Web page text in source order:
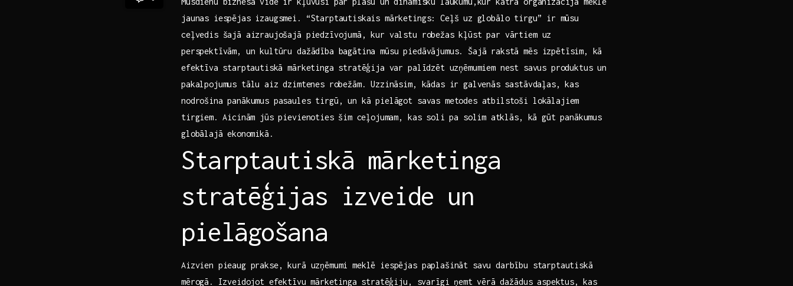
jaunas iespējas izaugsmei. “Starptautiskais mārketings: Ceļš ⁢uz globālo⁣ tirgu” ir mūsu
ceļvedis šajā aizraujošajā piedzīvojumā, kur valstu robežas kļūst par vārtiem uz⁤
perspektīvām, un kultūru dažādība bagātina mūsu piedāvājumus. Šajā rakstā mēs izpētīsim,⁣ kā
efektīva⁤ starptautiskā mārketinga stratēģija​ var palīdzēt uzņēmumiem ‍nest⁣ savus produktus un
pakalpojumus tālu ⁣aiz dzimtenes‌ robežām. Uzzināsim, kādas ir galvenās⁢ sastāvdaļas, kas
nodrošina panākumus pasaules tirgū, un​ kā pielāgot savas metodes atbilstoši lokālajiem
tirgiem. ⁤Aicinām jūs pievienoties ⁢šim ceļojumam, kas soli pa ‍solim⁤ atklās, kā‌ gūt panākumus
globālajā⁣ ekonomikā.
Starptautiskā mārketinga
stratēģijas izveide un
pielāgošana
Aizvien pieaug prakse, kurā uzņēmumi meklē iespējas paplašināt savu darbību⁢ starptautiskā
mērogā.⁤ Izveidojot efektīvu ⁢mārketinga stratēģiju, svarīgi ņemt vērā ⁣dažādus aspektus,⁢ kas